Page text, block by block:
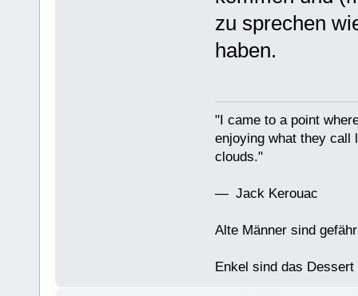
zu sprechen
haben.
"I came to a point
enjoying what they call
clouds."
— Jack Kerouac
Alte Männer sind
Enkel sind das Dessert